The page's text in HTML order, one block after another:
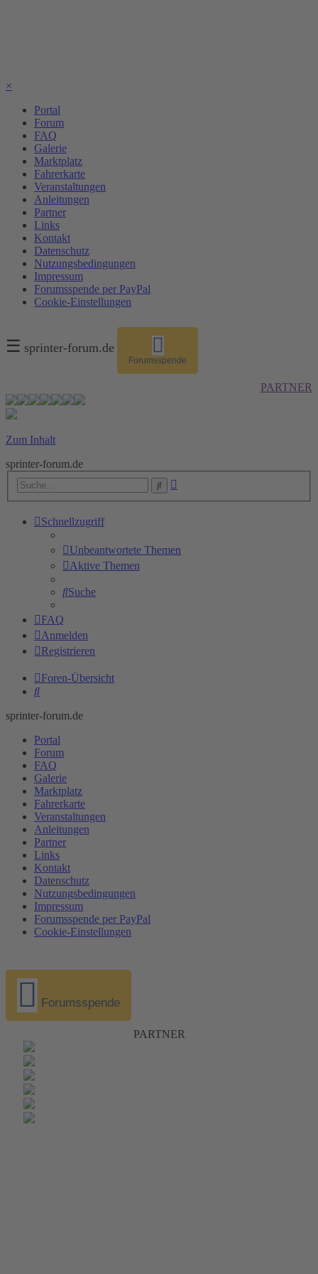
×
Portal
Forum
FAQ
Galerie
Marktplatz
Fahrerkarte
Veranstaltungen
Anleitungen
Partner
Links
Kontakt
Datenschutz
Nutzungsbedingungen
Impressum
Forumsspende per PayPal
Cookie-Einstellungen
☰ sprinter-forum.de
Forumsspende
PARTNER
Zum Inhalt
sprinter-forum.de
Suche
Schnellzugriff
Unbeantwortete Themen
Aktive Themen
Suche
FAQ
Anmelden
Registrieren
Foren-Übersicht
Suche
sprinter-forum.de
Portal
Forum
FAQ
Galerie
Marktplatz
Fahrerkarte
Veranstaltungen
Anleitungen
Partner
Links
Kontakt
Datenschutz
Nutzungsbedingungen
Impressum
Forumsspende per PayPal
Cookie-Einstellungen
Forumsspende
PARTNER